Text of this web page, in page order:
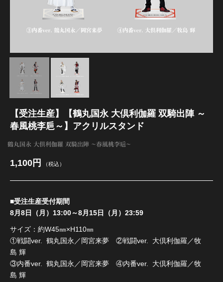
【受注生産】【鶴丸国永 大倶利伽羅 双騎出陣 ～
春風桃李巵～】アクリルスタンド
鶴丸国永 大倶利伽羅 双騎出陣 ～春風桃李巵～
1,100円 （税込）
■受注生産受付期間
8月8日（月）13:00～8月15日（月）23:59
サイズ：約W45㎜×H110㎜
①戦闘ver. 鶴丸国永／岡宮来夢 ②戦闘ver. 大倶利伽羅／牧
島 輝
③内番ver. 鶴丸国永／岡宮来夢 ④内番ver. 大倶利伽羅／牧
島 輝